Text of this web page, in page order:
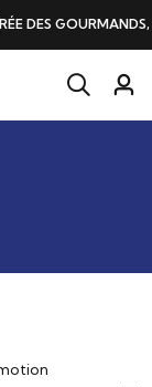
N°1 DANS LES